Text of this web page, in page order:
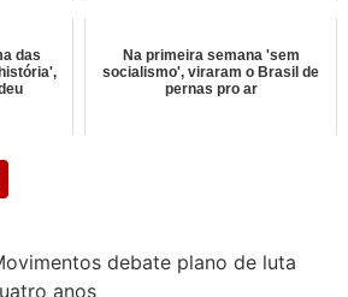
das
Na primeira semana 'sem
socialismo', viraram o Brasil de
pernas pro ar